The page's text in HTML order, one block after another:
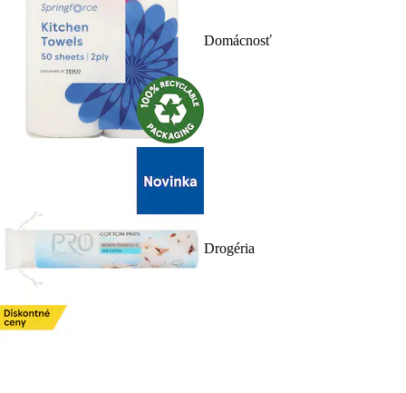
Domácnosť
Drogéria